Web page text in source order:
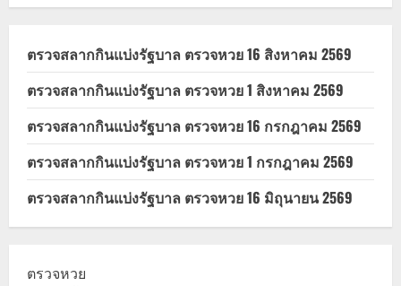
ลด
Easy
E-
Receipt
ตรวจสลากกินแบ่งรัฐบาล ตรวจหวย 16 สิงหาคม 2569
ตรวจสลากกินแบ่งรัฐบาล ตรวจหวย 1 สิงหาคม 2569
ตรวจสลากกินแบ่งรัฐบาล ตรวจหวย 16 กรกฎาคม 2569
ตรวจสลากกินแบ่งรัฐบาล ตรวจหวย 1 กรกฎาคม 2569
ตรวจสลากกินแบ่งรัฐบาล ตรวจหวย 16 มิถุนายน 2569
ตรวจหวย